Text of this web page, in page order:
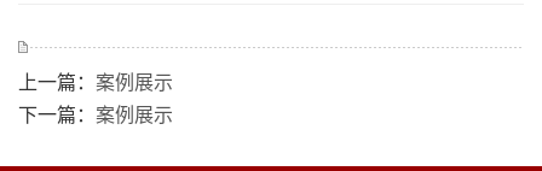
上一篇： 案例展示
下一篇： 案例展示